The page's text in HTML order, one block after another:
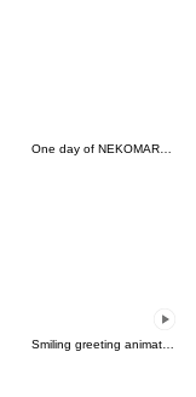
One day of NEKOMARU Emoji
Smiling greeting animated emoji